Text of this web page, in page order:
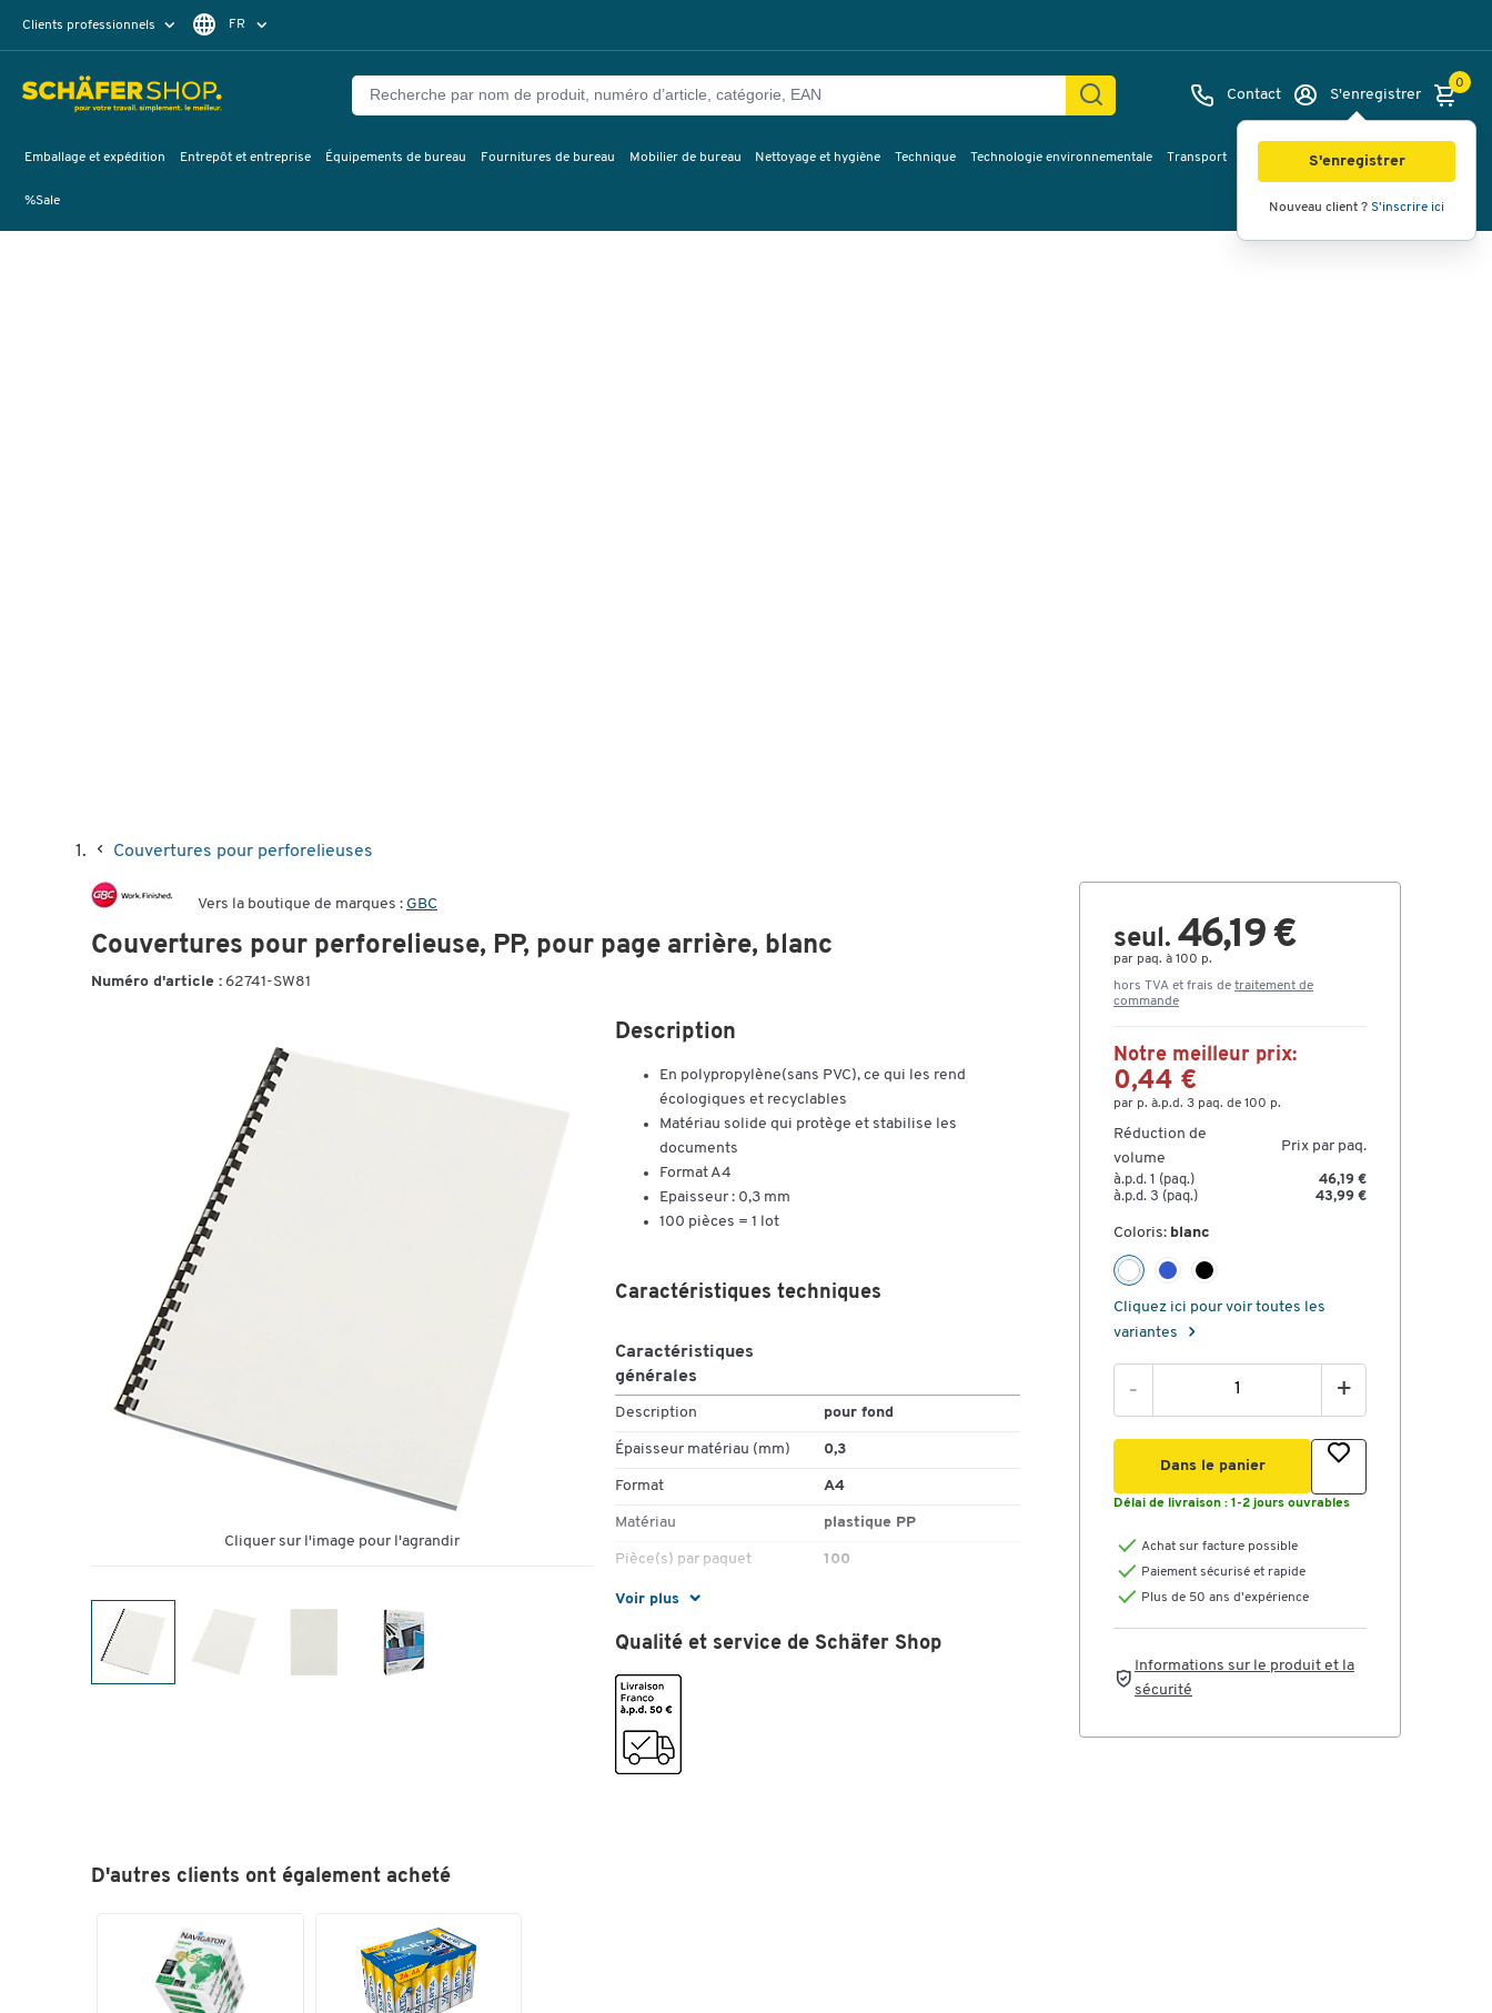
Clients professionnels FR
Contact S'enregistrer
S'enregistrer
Nouveau client ? S'inscrire ici
0
Emballage et expédition Entrepôt et entreprise Équipements de bureau Fournitures de bureau Mobilier de bureau Nettoyage et hygiène Technique Technologie environnementale Transport Services & planification Inspiration
%Sale
Couvertures pour perforelieuses
Vers la boutique de marques : GBC
Couvertures pour perforelieuse, PP, pour page arrière, blanc
Numéro d'article : 62741-SW81
Cliquer sur l'image pour l'agrandir
Description
En polypropylène(sans PVC), ce qui les rend
écologiques et recyclables
Matériau solide qui protège et stabilise les
documents
Format A4
Epaisseur : 0,3 mm
100 pièces = 1 lot
Voir plus
Caractéristiques techniques
Caractéristiques
générales
Description pour fond
Épaisseur matériau (mm) 0,3
Format A4
Matériau plastique PP
Pièce(s) par paquet 100
Couleurs
Coloris blanc
Qualité et service de Schäfer Shop
seul. 46,19 €
par paq. à 100 p.
hors TVA et frais de traitement de
commande
Notre meilleur prix:
0,44 €
par p. à.p.d. 3 paq. de 100 p.
Réduction de
volume
Prix par paq.
à.p.d. 1 (paq.)
46,19 €
à.p.d. 3 (paq.)
43,99 €
Coloris: blanc
Cliquez ici pour voir toutes les
variantes
- +
Dans le panier
Délai de livraison : 1-2 jours ouvrables
Achat sur facture possible
Paiement sécurisé et rapide
Plus de 50 ans d'expérience
Informations sur le produit et la
sécurité
D'autres clients ont également acheté
Images Vidéos Vue à 360